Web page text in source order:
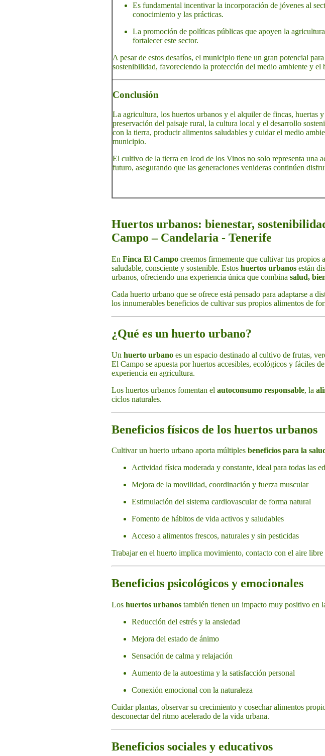
Es fundamental incentivar la incorporación de jóvenes al
conocimiento y las prácticas.
La promoción de políticas públicas que apoyen la
fortalecer este sector.
A pesar de estos desafíos, el municipio tiene un gran potencial
sostenibilidad, favoreciendo la protección del medio ambiente y el
Conclusión
La agricultura, los huertos urbanos y el alquiler de fincas, huertas
preservación del paisaje rural, la cultura local y el desarrollo
con la tierra, producir alimentos saludables y cuidar el medio
municipio.
El cultivo de la tierra en Icod de los Vinos no solo representa una
futuro, asegurando que las generaciones venideras continúen
Huertos urbanos: bienestar,
Campo – Candelaria - Tenerife
En Finca El Campo creemos firmemente que cultivar tus propios
saludable, consciente y sostenible. Estos huertos urbanos están
urbanos, ofreciendo una experiencia única que combina salud,
Cada huerto urbano que se ofrece está pensado para adaptarse a
los innumerables beneficios de cultivar sus propios alimentos de
¿Qué es un huerto urbano?
Un huerto urbano es un espacio destinado al cultivo de frutas,
El Campo se apuesta por huertos accesibles, ecológicos y fáciles
experiencia en agricultura.
Los huertos urbanos fomentan el autoconsumo responsable, la
ciclos naturales.
Beneficios físicos de los huertos urbanos
Cultivar un huerto urbano aporta múltiples beneficios para la
Actividad física moderada y constante, ideal para todas las
Mejora de la movilidad, coordinación y fuerza muscular
Estimulación del sistema cardiovascular de forma natural
Fomento de hábitos de vida activos y saludables
Acceso a alimentos frescos, naturales y sin pesticidas
Trabajar en el huerto implica movimiento, contacto con el aire
Beneficios psicológicos y emocionales
Los huertos urbanos también tienen un impacto muy positivo en
Reducción del estrés y la ansiedad
Mejora del estado de ánimo
Sensación de calma y relajación
Aumento de la autoestima y la satisfacción personal
Conexión emocional con la naturaleza
Cuidar plantas, observar su crecimiento y cosechar alimentos
desconectar del ritmo acelerado de la vida urbana.
Beneficios sociales y educativos